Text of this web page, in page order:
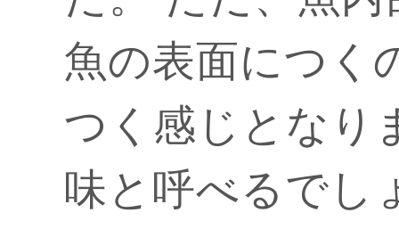
魚の表面につく
つく感じとなり
味と呼べるでし